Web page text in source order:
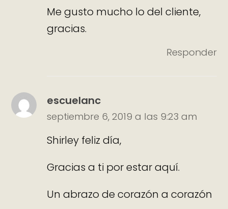
Me gusto mucho lo del cliente,
gracias.
Responder
escuelanc
septiembre 6, 2019 a las 9:23 am
Shirley feliz día,
Gracias a ti por estar aquí.
Un abrazo de corazón a corazón